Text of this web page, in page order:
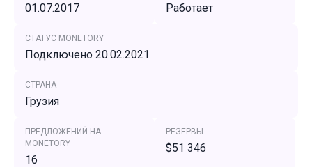
01.07.2017 Работает
СТАТУС MONETORY
Подключено 20.02.2021
СТРАНА
Грузия
ПРЕДЛОЖЕНИЙ НА
MONETORY
16
РЕЗЕРВЫ
$51 346